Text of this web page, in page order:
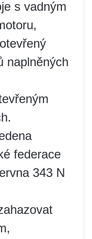
s vadným
naplněných
federace
343 N